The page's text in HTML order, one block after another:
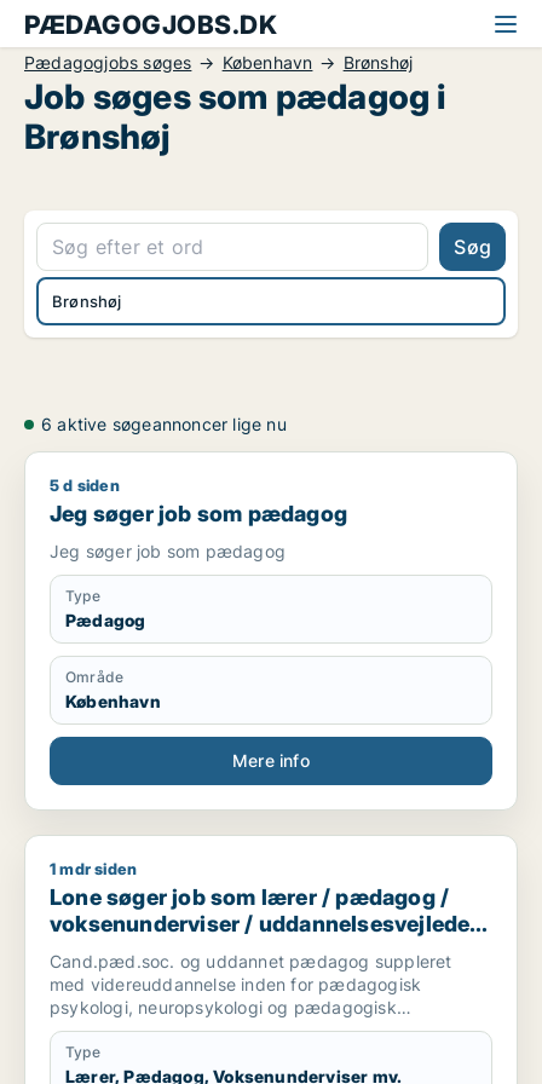
PÆDAGOGJOBS.DK
Pædagogjobs søges København Brønshøj
Job søges som pædagog i
Brønshøj
Søg
Brønshøj
6 aktive søgeannoncer lige nu
Jeg søger job som pædagog
5 d siden
Jeg søger job som pædagog
Jeg søger job som pædagog
Type
Pædagog
Område
København
Mere info
Lone søger job som lærer / pædagog / voksenunderviser /
1 mdr siden
Lone søger job som lærer / pædagog /
voksenunderviser / uddannelsesvejleder /
karriererådgiver
Cand.pæd.soc. og uddannet pædagog suppleret
med videreuddannelse inden for pædagogisk
psykologi, neuropsykologi og pædagogisk
intervention. Har mange års erfaring med
undervisning, vejledning og facilitering af lærings- og
udviklingsprocesser for både børn, unge og
Type
Lærer, Pædagog, Voksenunderviser mv.